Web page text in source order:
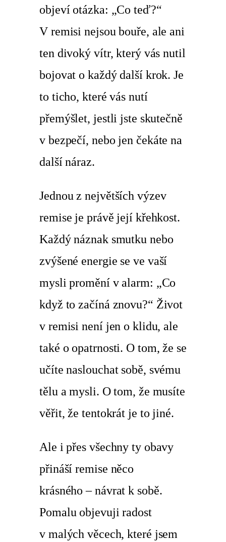
objeví otázka: „Co teď?“
V remisi nejsou bouře, ale ani
ten divoký vítr, který vás nutil
bojovat o každý další krok. Je
to ticho, které vás nutí
přemýšlet, jestli jste skutečně
v bezpečí, nebo jen čekáte na
další náraz.
Jednou z největších výzev
remise je právě její křehkost.
Každý náznak smutku nebo
zvýšené energie se ve vaší
mysli promění v alarm: „Co
když to začíná znovu?“ Život
v remisi není jen o klidu, ale
také o opatrnosti. O tom, že se
učíte naslouchat sobě, svému
tělu a mysli. O tom, že musíte
věřit, že tentokrát je to jiné.
Ale i přes všechny ty obavy
přináší remise něco
krásného – návrat k sobě.
Pomalu objevuji radost
v malých věcech, které jsem